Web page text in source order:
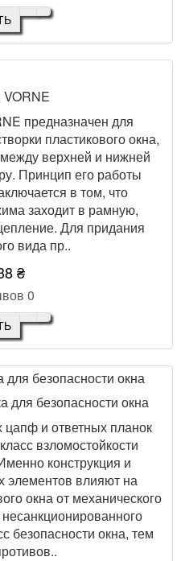
предназначен для
пластикового окна,
верхней и нижней
Принцип его работы
в том, что
заходит в рамную,
Для придания
вида пр..
₴
0
для безопасности окна
и ответных планок
взломостойкости
конструкция и
элементов влияют на
окна от механического
безопасности окна, тем